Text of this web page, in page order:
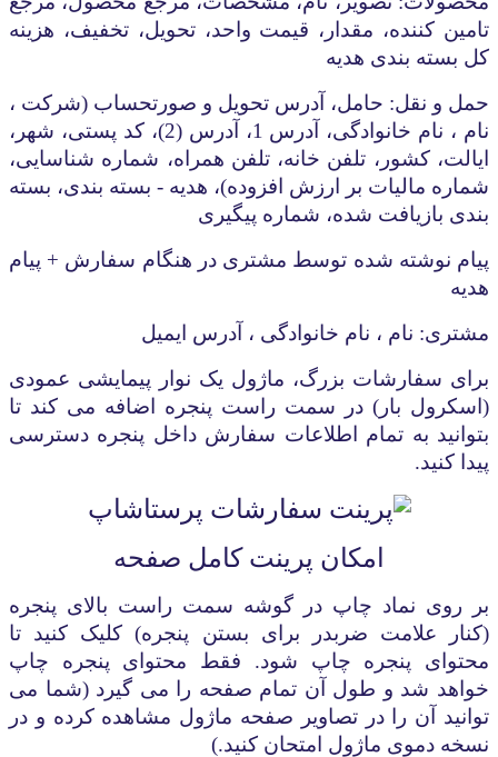
تامین کننده، مقدار، قیمت واحد، تحویل، تخفیف، هزینه
کل بسته بندی هدیه
حمل و نقل: حامل، آدرس تحویل و صورتحساب (شرکت ،
نام ، نام خانوادگی، آدرس 1، آدرس (2)، کد پستی، شهر،
ایالت، کشور، تلفن خانه، تلفن همراه، شماره شناسایی،
شماره مالیات بر ارزش افزوده)، هدیه - بسته بندی، بسته
بندی بازیافت شده، شماره پیگیری
پیام نوشته شده توسط مشتری در هنگام سفارش + پیام
هدیه
مشتری: نام ، نام خانوادگی ، آدرس ایمیل
برای سفارشات بزرگ، ماژول یک نوار پیمایشی عمودی
(اسکرول بار) در سمت راست پنجره اضافه می کند تا
بتوانید به تمام اطلاعات سفارش داخل پنجره دسترسی
پیدا کنید.
امکان پرینت کامل صفحه
بر روی نماد چاپ در گوشه سمت راست بالای پنجره
(کنار علامت ضربدر برای بستن پنجره) کلیک کنید تا
محتوای پنجره چاپ شود. فقط محتوای پنجره چاپ
خواهد شد و طول آن تمام صفحه را می گیرد (شما می
توانید آن را در تصاویر صفحه ماژول مشاهده کرده و در
نسخه دموی ماژول امتحان کنید.)